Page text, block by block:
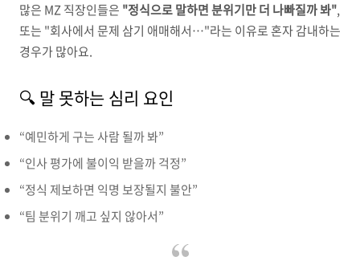
많은 MZ 직장인들은 "정식으로 말하면 분위기만 더 나빠질까 봐",
또는 "회사에서 문제 삼기 애매해서…"라는 이유로 혼자 감내하는
경우가 많아요.
🔍 말 못하는 심리 요인
“예민하게 구는 사람 될까 봐”
“인사 평가에 불이익 받을까 걱정”
“정식 제보하면 익명 보장될지 불안”
“팀 분위기 깨고 싶지 않아서”